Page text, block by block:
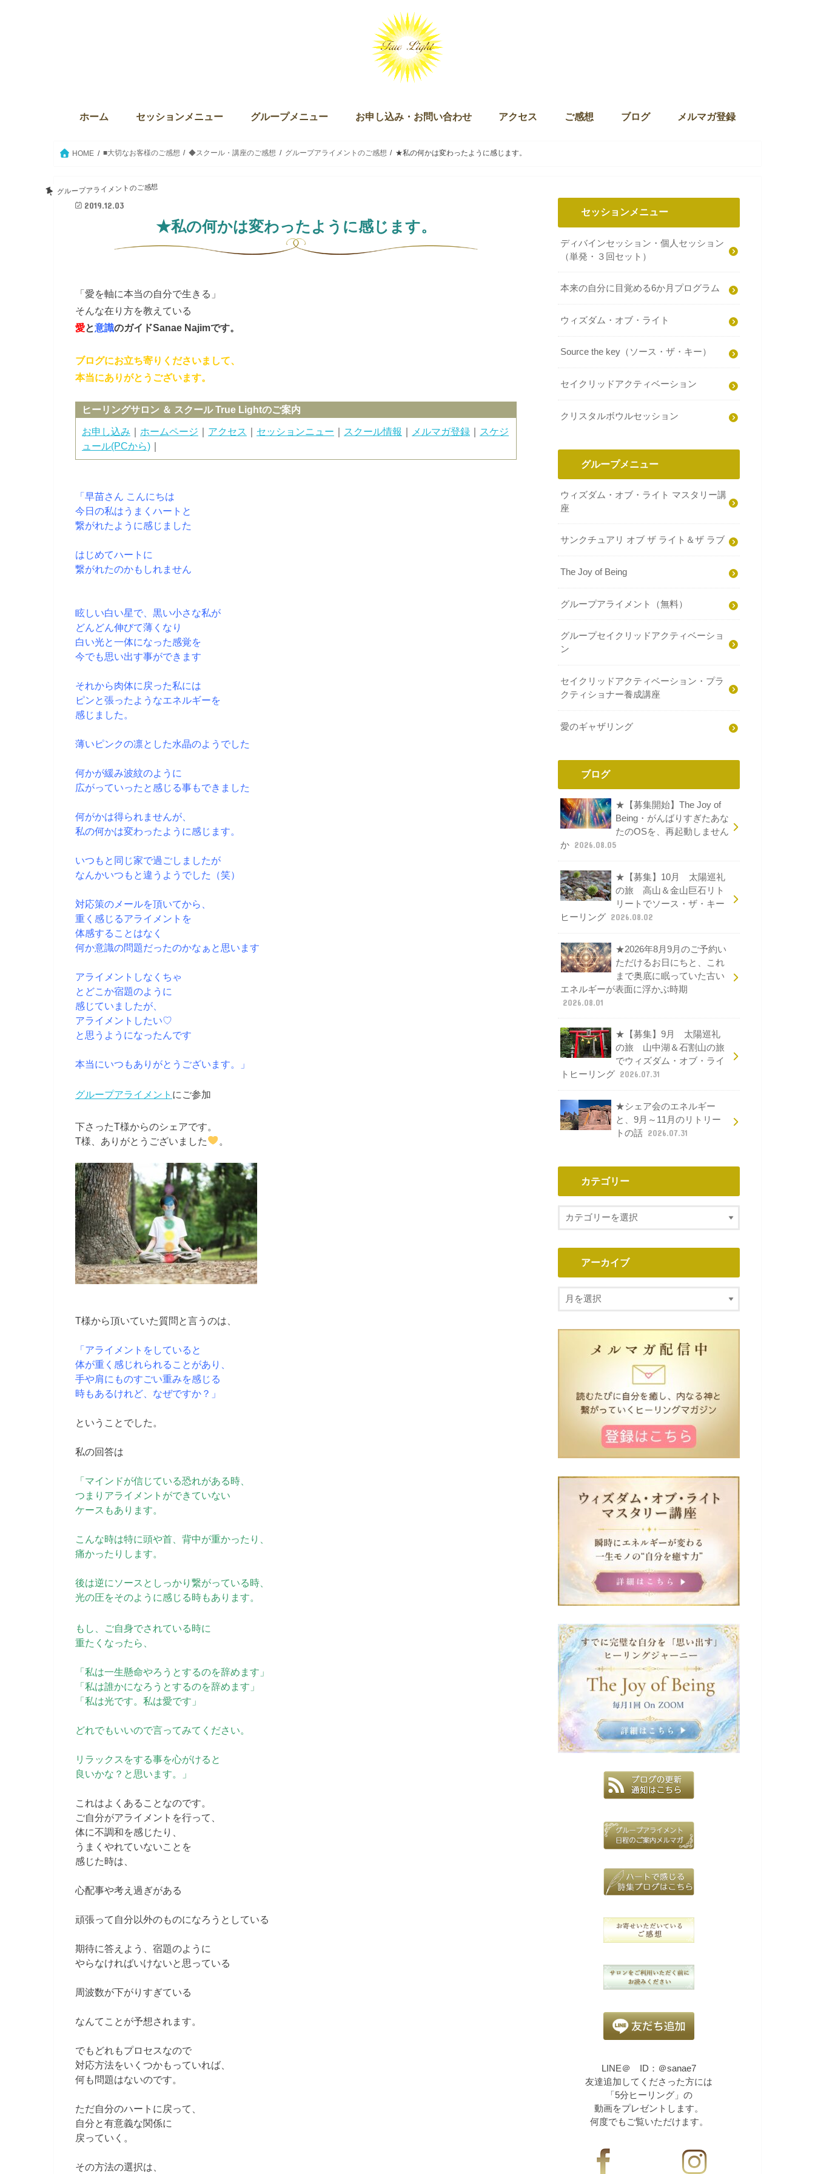
ホーム セッションメニュー グループメニュー お申し込み・お問い合わせ アクセス ご感想 ブログ メルマガ登録
HOME ■大切なお客様のご感想 ◆スクール・講座のご感想 グループアライメントのご感想 ★私の何かは変わったように感じます。
グループアライメントのご感想
2019.12.03
★私の何かは変わったように感じます。
「愛を軸に本当の自分で生きる」
そんな在り方を教えている
愛と意識のガイドSanae Najimです。
ブログにお立ち寄りくださいまして、
本当にありがとうございます。
ヒーリングサロン ＆ スクール True Lightのご案内
お申し込み
ホームページ アクセス セッションニュー スクール情報 メルマガ登録
スケジ
ュール(PCから)
「早苗さん こんにちは
今日の私はうまくハートと
繋がれたように感じました
はじめてハートに
繋がれたのかもしれません
眩しい白い星で、 黒い小さな私が
どんどん伸びて薄くなり
白い光と一体になった感覚を
今でも思い出す事ができます
それから肉体に戻った私には
ピンと張ったようなエネルギーを
感じ ました。
薄いピンクの凛とした水晶のようでした
何かが緩み波紋のように
広がっていったと感じる事もできました
何がかは得られませんが、
私の何かは変わったように感じます。
いつもと同じ家で過ごしましたが
なんかいつもと違うようでした（笑）
対応策のメールを頂いてから、
重く感じるアライメントを
体感することはなく
何か意識の問題だったのかなぁと思います
アライメントしなくちゃ
とどこか宿題のように
感じていましたが、
アライメントしたい♡
と思うようになったんです
本当にいつもありがとうございます。」
グループアライメント にご参加
下さったT様からのシェアです。
T様、ありがとうございました
。
T様から頂いていた質問と言うのは、
「アライメントをしていると
体が重く感じれられることがあり、
手や肩にものすごい重みを感じる
時もあるけれど、なぜですか？」
ということでした。
私の回答は
「マインドが信じている恐れがある時、
つまりアライメントができていない
ケースもあります。
こんな時は特に頭や首、背中が重かったり、
痛かったりします。
後は逆にソースとしっかり繋がっている時、
光の圧をそのように感じる時もあります。
もし、ご自身でされている時に
重たくなったら、
「私は一生懸命やろうとするのを辞めます」
「私は誰かになろうとするのを辞めます」
「私は光です。私は愛です」
どれでもいいので言ってみてください。
リラックスをする事を心がけると
良いかな？と思います。」
これはよくあることなのです。
ご自分がアライメントを行って、
体に不調和を感じたり、
うまくやれていないことを
感じた時は、
心配事や考え過ぎがある
頑張って自分以外のものになろうとしている
期待に答えよう、宿題のように
やらなければいけないと思っている
周波数が下がりすぎている
なんてことが予想されます。
でもどれもプロセスなので
対応方法をいくつかもっていれば、
何も問題はないのです。
ただ自分のハートに戻って、
自分と有意義な関係に
戻っていく。
その方法の選択は、
セッションメニュー
ディバインセッション・個人セッション
（単発・３回セット）
本来の自分に目覚める6か月プログラム
ウィズダム・オブ・ライト
Source the key（ソース・ザ・キー）
セイクリッドアクティベーション
クリスタルボウルセッション
グループメニュー
ウィズダム・オブ・ライト マスタリー講
座
サンクチュアリ オブ ザ ライト＆ザ ラブ
The Joy of Being
グループアライメント（無料）
グループセイクリッドアクティベーショ
ン
セイクリッドアクティベーション・プラ
クティショナー養成講座
愛のギャザリング
ブログ
★【募集開始】The Joy of
Being・がんばりすぎたあな
たのOSを、再起動しません
か 2026.08.05
★【募集】10月 太陽巡礼
の旅 高山＆金山巨石リト
リートでソース・ザ・キー
ヒーリング 2026.08.02
★2026年8月9月のご予約い
ただけるお日にちと、これ
まで奥底に眠っていた古い
エネルギーが表面に浮かぶ時期
2026.08.01
★【募集】9月 太陽巡礼
の旅 山中湖＆石割山の旅
でウィズダム・オブ・ライ
トヒーリング 2026.07.31
★シェア会のエネルギー
と、9月～11月のリトリー
トの話 2026.07.31
カテゴリー
アーカイブ
LINE＠ ID：＠sanae7
友達追加してくださった方には
「5分ヒーリング」の
動画をプレゼントします。
何度でもご覧いただけます。